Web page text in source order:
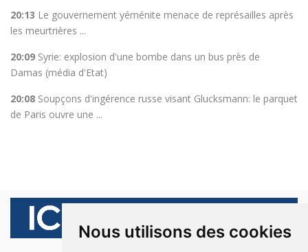
Nous utilisons des cookies
20:13 Le gouvernement yéménite menace de représailles après
les meurtrières ...
20:09 Syrie: explosion d'une bombe dans un bus près de
Damas (média d'Etat)
20:08 Soupçons d'ingérence russe visant Glucksmann: le parquet
de Paris ouvre une ...